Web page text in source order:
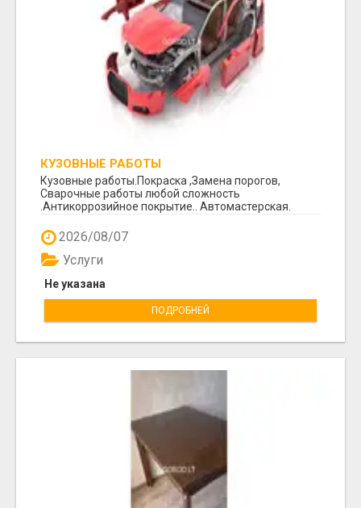
КУЗОВНЫЕ РАБОТЫ
Кузовные работы.Покраска ,Замена порогов,
Сварочные работы любой сложность
.Антикоррозийное покрытие.. Автомастерская.
2026/08/07
Не указана
Услуги
ПОДРОБНЕЙ